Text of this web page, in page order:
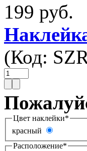
199 руб.
(Код:
Цвет наклейки*
красный
Расположение*